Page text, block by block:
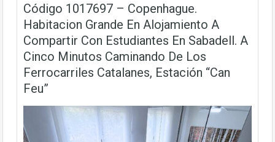
Código 1017697 – Copenhague.
Habitacion Grande En Alojamiento A
Compartir Con Estudiantes En Sabadell. A
Cinco Minutos Caminando De Los
Ferrocarriles Catalanes, Estación “Can
Feu”